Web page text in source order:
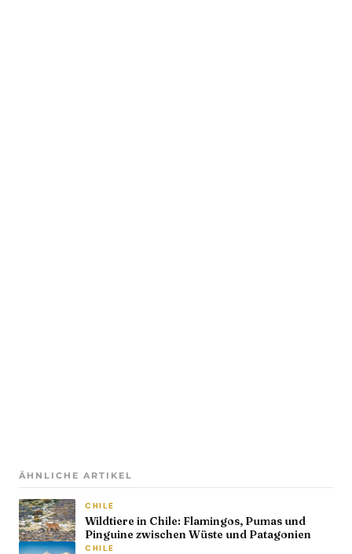
ÄHNLICHE ARTIKEL
CHILE
Wildtiere in Chile: Flamingos, Pumas und
Pinguine zwischen Wüste und Patagonien
CHILE